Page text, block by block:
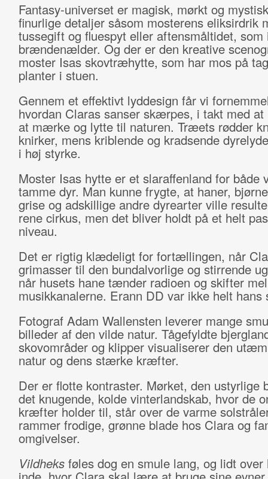
Fantasy-universet er magisk, mørkt og
finurlige detaljer såsom mosterens eliksirdrik
tussegift og fluespyt eller aftensmåltidet, som
brændenælder. Og der er den kreative
moster Isas skovtræhytte, som har mos på
planter i stuen.
Gennem et effektivt lyddesign får vi
hvordan Claras sanser skærpes, i takt med
at mærke og lytte til naturen. Træets rødder
knirker, mens kriblende og kradsende
i høj styrke.
Moster Isas hytte er et slaraffenland for både
tamme dyr. Man kunne frygte, at haner,
grise og adskillige andre dyrearter ville
rene cirkus, men det bliver holdt på et helt
niveau.
Det er rigtig klædeligt for fortællingen, når
grimasser til den bundalvorlige og stirrende
når husets hane tænder radioen og skifter
musikkanalerne. Erann DD var ikke helt
Fotograf Adam Wallensten leverer mange
billeder af den vilde natur. Tågefyldte
skovområder og klipper visualiserer den
natur og dens stærke kræfter.
Der er flotte kontraster. Mørket, den ustyrlige
det knugende, kolde vinterlandskab, hvor de
kræfter holder til, står over de varme
rammer frodige, grønne blade hos Clara og
omgivelser.
Vildheksføles dog en smule lang, og lidt over